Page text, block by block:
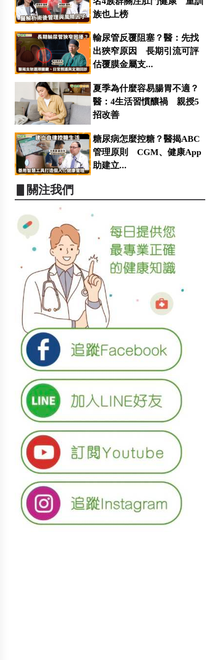
族也上榜
輸尿管反覆阻塞？醫：先找
出狹窄原因 長期引流可評
估覆膜金屬支...
夏季為什麼容易腸胃不適？
醫：4生活習慣釀禍 親授5
招改善
糖尿病怎麼控糖？醫揭ABC
管理原則 CGM、健康App
助建立...
▋關注我們